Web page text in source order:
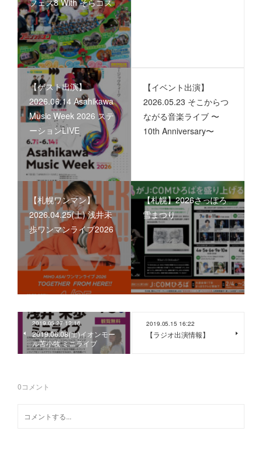
フェス8 With そらコス
【ゲスト出演】
2026.06.14 Asahikawa
Music Week 2026 ステ
ーションLIVE
【イベント出演】
2026.05.23 そこからつ
ながる音楽ライブ 〜
10th Anniversary〜
【札幌ワンマン】
2026.04.25(土) 浅井未
歩ワンマンライブ2026
【札幌】2026さっぽろ
雪まつり
2019.05.27 12:16
2019.06.08(土)イオンモー
ル苫小牧 ミニライブ
2019.05.15 16:22
【ラジオ出演情報】
0コメント